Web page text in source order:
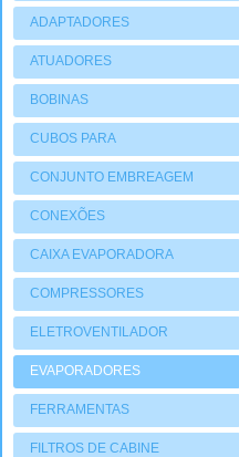
ADAPTADORES
ATUADORES
PNEUMATIOCOS
BOBINAS
CUBOS PARA
COMPRESSORES
CONJUNTO EMBREAGEM
CONEXÕES
CAIXA EVAPORADORA
COMPRESSORES
ELETROVENTILADOR
EVAPORADORES
FERRAMENTAS
FILTROS DE CABINE